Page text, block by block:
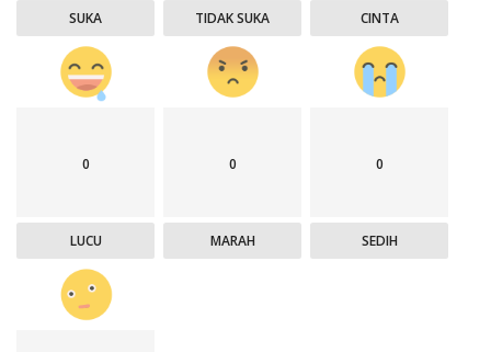
SUKA TIDAK SUKA CINTA
0
LUCU
0
MARAH
0
SEDIH